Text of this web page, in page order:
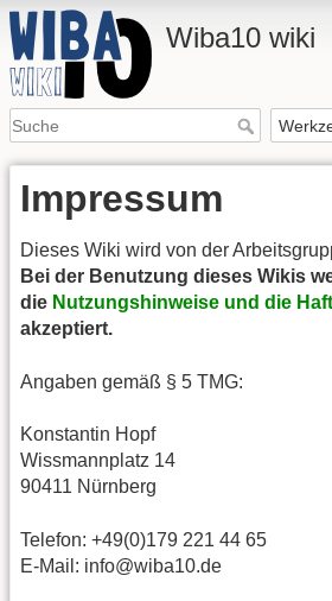
Wiba10 wiki
Impressum
Dieses Wiki wird von der
Bei der Benutzung dieses Wikis
die Nutzungshinweise und die
akzeptiert.
Angaben gemäß § 5 TMG:
Konstantin Hopf
Wissmannplatz 14
90411 Nürnberg
Telefon: +49(0)179 221 44 65
E-Mail: info@wiba10.de